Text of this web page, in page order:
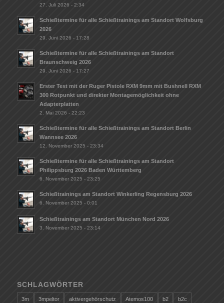
27. Juli 2026 - 2:34
Schießtermine für alle Schießtrainings am Standort Wolfsburg
2026
29. Juni 2026 - 17:28
Schießtermine für alle Schießtrainings am Standort
Braunschweig 2026
29. Juni 2026 - 17:27
Erster Test mit der Ruger Pistole RXM 9mm mit Bushnell RXM
300 Rotpunkt und direkter Montagemöglichkeit ohne
Adapterplatten
2. Mai 2026 - 22:23
Schießtermine für alle Schießtrainings am Standort Berlin
Wannsee 2026
12. November 2025 - 23:34
Schießtermine für alle Schießtrainings am Standort
Philippsburg 2026 Baden Württemberg
6. November 2025 - 23:25
Schießtrainings am Standort Winkerling Regensburg 2026
6. November 2025 - 0:01
Schießtrainings am Standort München Nord 2026
3. November 2025 - 23:14
SCHLAGWÖRTER
3m 3mpeltor aktivergehörschutz Atemos100 b2 b2c